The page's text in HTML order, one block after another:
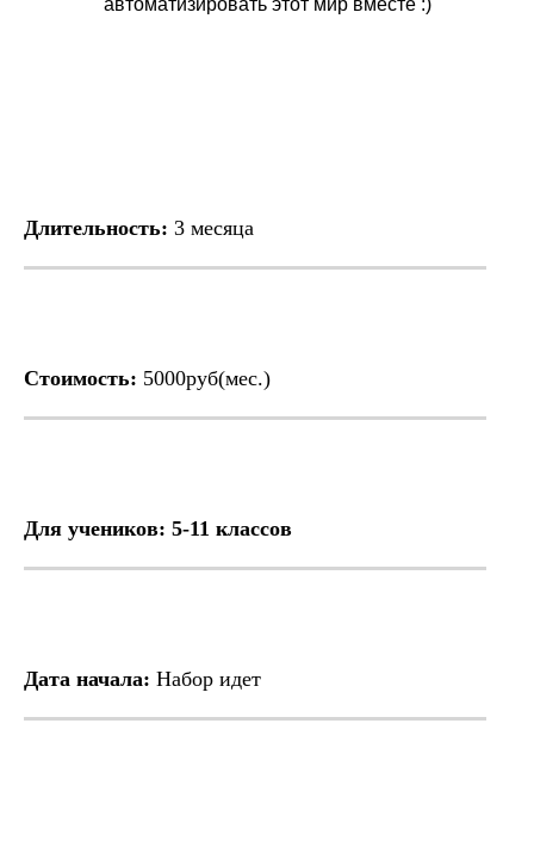
автоматизировать этот мир вместе :)
Длительность: 3 месяца
Стоимость: 5000руб(мес.)
Для учеников: 5-11 классов
Дата начала: Набор идет